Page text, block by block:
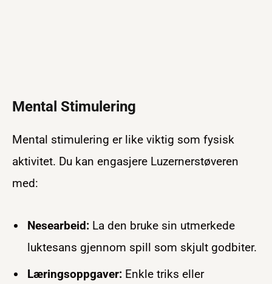
Mental Stimulering
Mental stimulering er like viktig som fysisk
aktivitet. Du kan engasjere Luzernerstøveren
med:
Nesearbeid: La den bruke sin utmerkede
luktesans gjennom spill som skjult godbiter.
Læringsoppgaver: Enkle triks eller